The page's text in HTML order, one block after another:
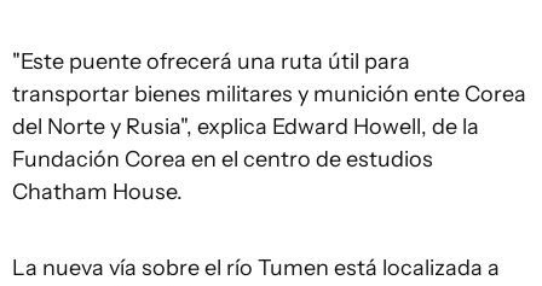
"Este puente ofrecerá una ruta útil para
transportar bienes militares y munición ente Corea
del Norte y Rusia", explica Edward Howell, de la
Fundación Corea en el centro de estudios
Chatham House.
La nueva vía sobre el río Tumen está localizada a